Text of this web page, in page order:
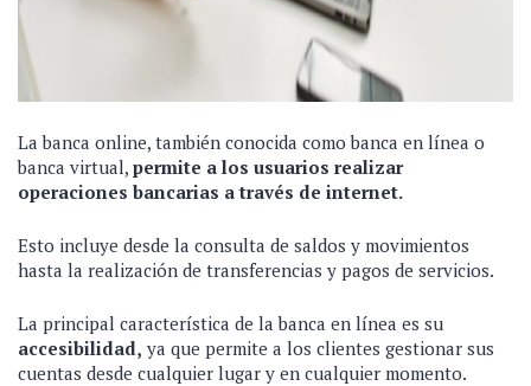
La banca online, también conocida como banca en línea o
banca virtual, permite a los usuarios realizar
operaciones bancarias a través de internet.
Esto incluye desde la consulta de saldos y movimientos
hasta la realización de transferencias y pagos de servicios.
La principal característica de la banca en línea es su
accesibilidad, ya que permite a los clientes gestionar sus
cuentas desde cualquier lugar y en cualquier momento.